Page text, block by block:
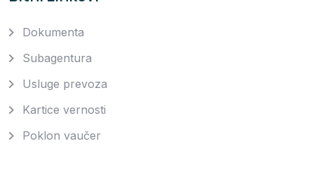
Dokumenta
Subagentura
Usluge prevoza
Kartice vernosti
Poklon vaučer